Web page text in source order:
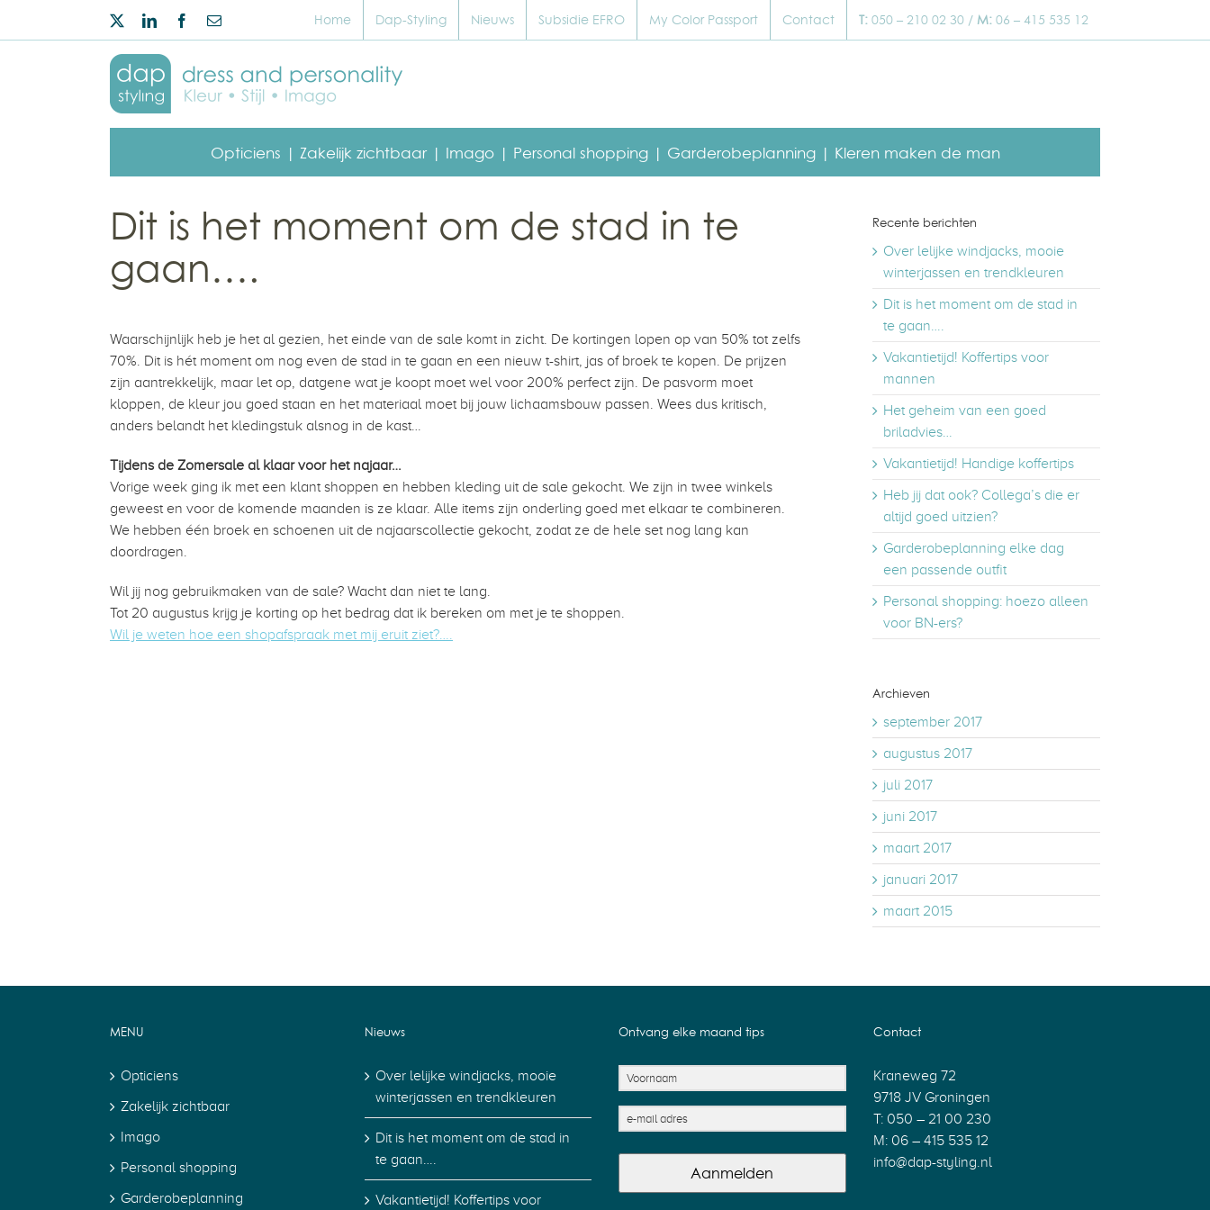
TwitterLinkedInFacebook
E-
Home Dap-Styling Nieuws Subsidie EFRO My Color Passport Contact T: 050 – 210 02 30 / M: 06 – 415 535 12
Opticiens | Zakelijk zichtbaar | Imago | Personal shopping | Garderobeplanning | Kleren maken de man
Dit is het moment om de stad in te
gaan….
Waarschijnlijk heb je het al gezien, het einde van de sale komt in zicht. De kortingen lopen op van 50% tot zelfs
70%. Dit is hét moment om nog even de stad in te gaan en een nieuw t-shirt, jas of broek te kopen. De prijzen
zijn aantrekkelijk, maar let op, datgene wat je koopt moet wel voor 200% perfect zijn. De pasvorm moet
kloppen, de kleur jou goed staan en het materiaal moet bij jouw lichaamsbouw passen. Wees dus kritisch,
anders belandt het kledingstuk alsnog in de kast…
Tijdens de Zomersale al klaar voor het najaar…
Vorige week ging ik met een klant shoppen en hebben kleding uit de sale gekocht. We zijn in twee winkels
geweest en voor de komende maanden is ze klaar. Alle items zijn onderling goed met elkaar te combineren.
We hebben één broek en schoenen uit de najaarscollectie gekocht, zodat ze de hele set nog lang kan
doordragen.
Wil jij nog gebruikmaken van de sale? Wacht dan niet te lang.
Tot 20 augustus krijg je korting op het bedrag dat ik bereken om met je te shoppen.
Wil je weten hoe een shopafspraak met mij eruit ziet?….
Recente berichten
Over lelijke windjacks, mooie
winterjassen en trendkleuren
Dit is het moment om de stad in
te gaan….
Vakantietijd! Koffertips voor
mannen
Het geheim van een goed
briladvies…
Vakantietijd! Handige koffertips
Heb jij dat ook? Collega’s die er
altijd goed uitzien?
Garderobeplanning elke dag
een passende outfit
Personal shopping: hoezo alleen
voor BN-ers?
Archieven
september 2017
augustus 2017
juli 2017
juni 2017
maart 2017
januari 2017
maart 2015
MENU
Opticiens
Zakelijk zichtbaar
Imago
Personal shopping
Garderobeplanning
Nieuws
Over lelijke windjacks, mooie
winterjassen en trendkleuren
Dit is het moment om de stad in
te gaan….
Vakantietijd! Koffertips voor
Ontvang elke maand tips
Aanmelden
Contact
Kraneweg 72
9718 JV Groningen
T: 050 – 21 00 230
M: 06 – 415 535 12
info@dap-styling.nl